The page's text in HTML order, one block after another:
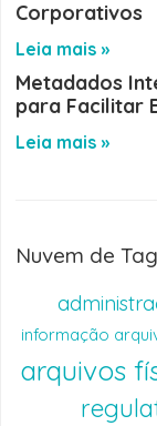
Corporativos
Leia mais »
Metadados
para Facilitar
Leia mais »
Nuvem de
informação
arquivos